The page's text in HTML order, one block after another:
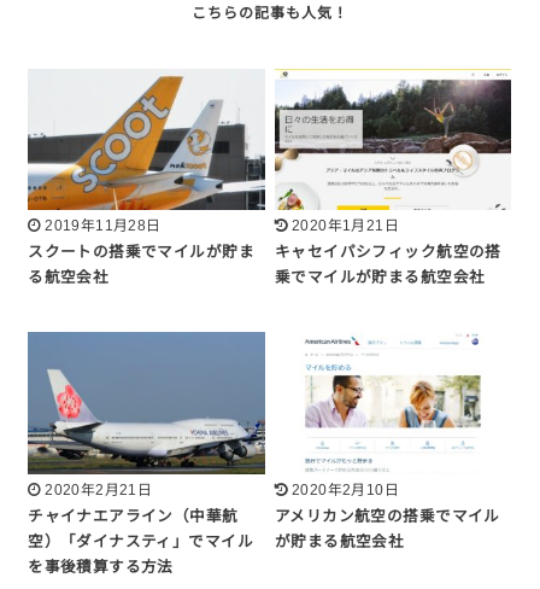
2019年11月28日
スクートの搭乗でマイルが貯ま
る航空会社
2020年1月21日
キャセイパシフィック航空の搭
乗でマイルが貯まる航空会社
2020年2月21日
チャイナエアライン（中華航
空）「ダイナスティ」でマイル
を事後積算する方法
2020年2月10日
アメリカン航空の搭乗でマイル
が貯まる航空会社